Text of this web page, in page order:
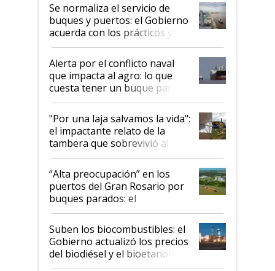
Se normaliza el servicio de
buques y puertos: el Gobierno
acuerda con los prácticos y
suspende el decreto de
desregulación
Alerta por el conflicto naval
que impacta al agro: lo que
cuesta tener un buque parado
y el peligro de que Argentina
pase a ser "país sucio"
"Por una laja salvamos la vida":
el impactante relato de la
tambera que sobrevivió al
tornado
“Alta preocupación” en los
puertos del Gran Rosario por
buques parados: el
funcionamiento de las
exportadoras en tensión tras
la medida de fuerza de los
prácticos
Suben los biocombustibles: el
Gobierno actualizó los precios
del biodiésel y el bioetanol